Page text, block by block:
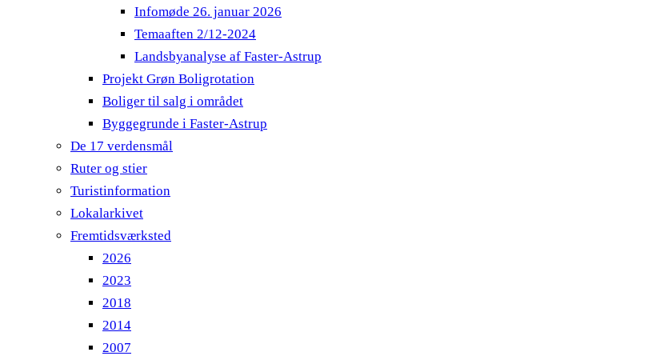
Infomøde 26. januar 2026
Temaaften 2/12-2024
Landsbyanalyse af Faster-Astrup
Projekt Grøn Boligrotation
Boliger til salg i området
Byggegrunde i Faster-Astrup
De 17 verdensmål
Ruter og stier
Turistinformation
Lokalarkivet
Fremtidsværksted
2026
2023
2018
2014
2007